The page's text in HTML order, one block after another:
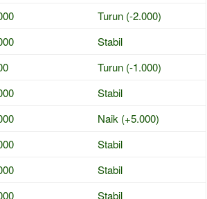
Turun (-2.000)
Stabil
Turun (-1.000)
Stabil
Naik (+5.000)
Stabil
Stabil
Stabil